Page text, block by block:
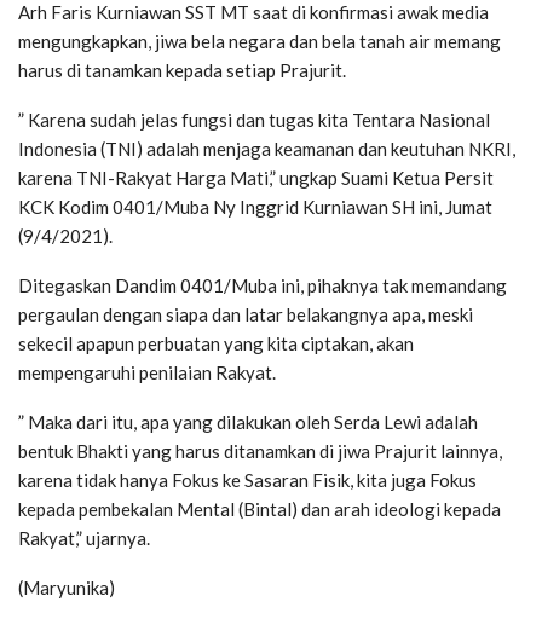
Arh Faris Kurniawan SST MT saat di konfirmasi awak media
mengungkapkan, jiwa bela negara dan bela tanah air memang
harus di tanamkan kepada setiap Prajurit.
” Karena sudah jelas fungsi dan tugas kita Tentara Nasional
Indonesia (TNI) adalah menjaga keamanan dan keutuhan NKRI,
karena TNI-Rakyat Harga Mati,” ungkap Suami Ketua Persit
KCK Kodim 0401/Muba Ny Inggrid Kurniawan SH ini, Jumat
(9/4/2021).
Ditegaskan Dandim 0401/Muba ini, pihaknya tak memandang
pergaulan dengan siapa dan latar belakangnya apa, meski
sekecil apapun perbuatan yang kita ciptakan, akan
mempengaruhi penilaian Rakyat.
” Maka dari itu, apa yang dilakukan oleh Serda Lewi adalah
bentuk Bhakti yang harus ditanamkan di jiwa Prajurit lainnya,
karena tidak hanya Fokus ke Sasaran Fisik, kita juga Fokus
kepada pembekalan Mental (Bintal) dan arah ideologi kepada
Rakyat,” ujarnya.
(Maryunika)